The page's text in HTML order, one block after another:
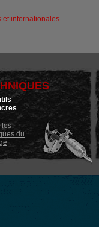
et internationales
les
du